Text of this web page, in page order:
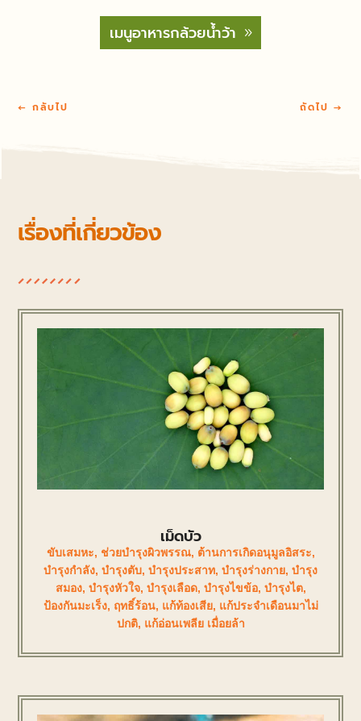
เมนูอาหารกล้วยน้ำว้า
←กลับไป ถัดไป →
เรื่องที่เกี่ยวข้อง
เม็ดบัว
ขับเสมหะ, ช่วยบำรุงผิวพรรณ, ต้านการเกิดอนุมูลอิสระ,
บำรุงกำลัง, บำรุงตับ, บำรุงประสาท, บำรุงร่างกาย, บำรุง
สมอง, บำรุงหัวใจ, บำรุงเลือด, บำรุงไขข้อ, บำรุงไต,
ป้องกันมะเร็ง, ฤทธิ์ร้อน, แก้ท้องเสีย, แก้ประจำเดือนมาไม่
ปกติ, แก้อ่อนเพลีย เมื่อยล้า